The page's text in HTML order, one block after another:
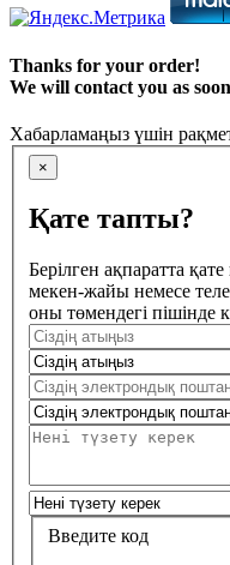
Thanks for your order!
We will contact you as
Хабарламаңыз үшін
×
Қате тапты?
Берілген ақпаратта
мекен-жайы немесе
оны төмендегі пішінде
Введите код